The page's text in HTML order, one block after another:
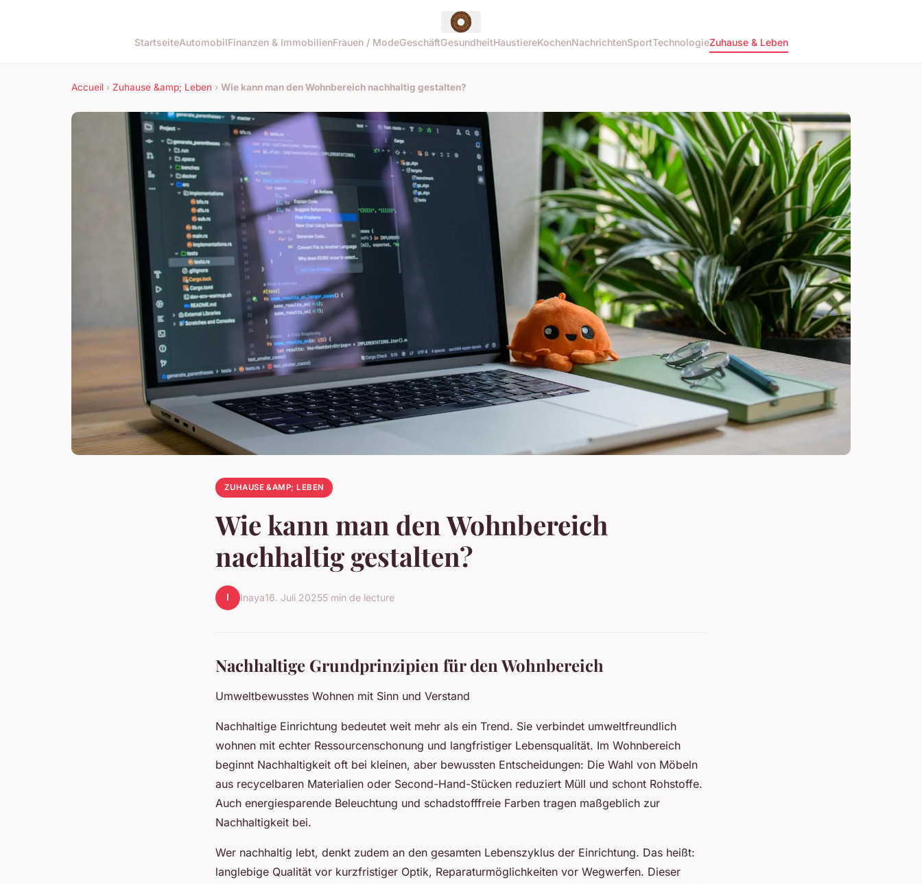
StartseiteAutomobilFinanzen & ImmobilienFrauen / ModeGeschäftGesundheitHaustiereKochenNachrichtenSportTechnologieZuhause & Leben
Accueil › Zuhause &amp; Leben › Wie kann man den Wohnbereich nachhaltig gestalten?
ZUHAUSE &AMP; LEBEN
Wie kann man den Wohnbereich
nachhaltig gestalten?
I Inaya16. Juli 20255 min de lecture
Nachhaltige Grundprinzipien für den Wohnbereich
Umweltbewusstes Wohnen mit Sinn und Verstand
Nachhaltige Einrichtung bedeutet weit mehr als ein Trend. Sie verbindet umweltfreundlich
wohnen mit echter Ressourcenschonung und langfristiger Lebensqualität. Im Wohnbereich
beginnt Nachhaltigkeit oft bei kleinen, aber bewussten Entscheidungen: Die Wahl von Möbeln
aus recycelbaren Materialien oder Second-Hand-Stücken reduziert Müll und schont Rohstoffe.
Auch energiesparende Beleuchtung und schadstofffreie Farben tragen maßgeblich zur
Nachhaltigkeit bei.
Wer nachhaltig lebt, denkt zudem an den gesamten Lebenszyklus der Einrichtung. Das heißt:
langlebige Qualität vor kurzfristiger Optik, Reparaturmöglichkeiten vor Wegwerfen. Dieser